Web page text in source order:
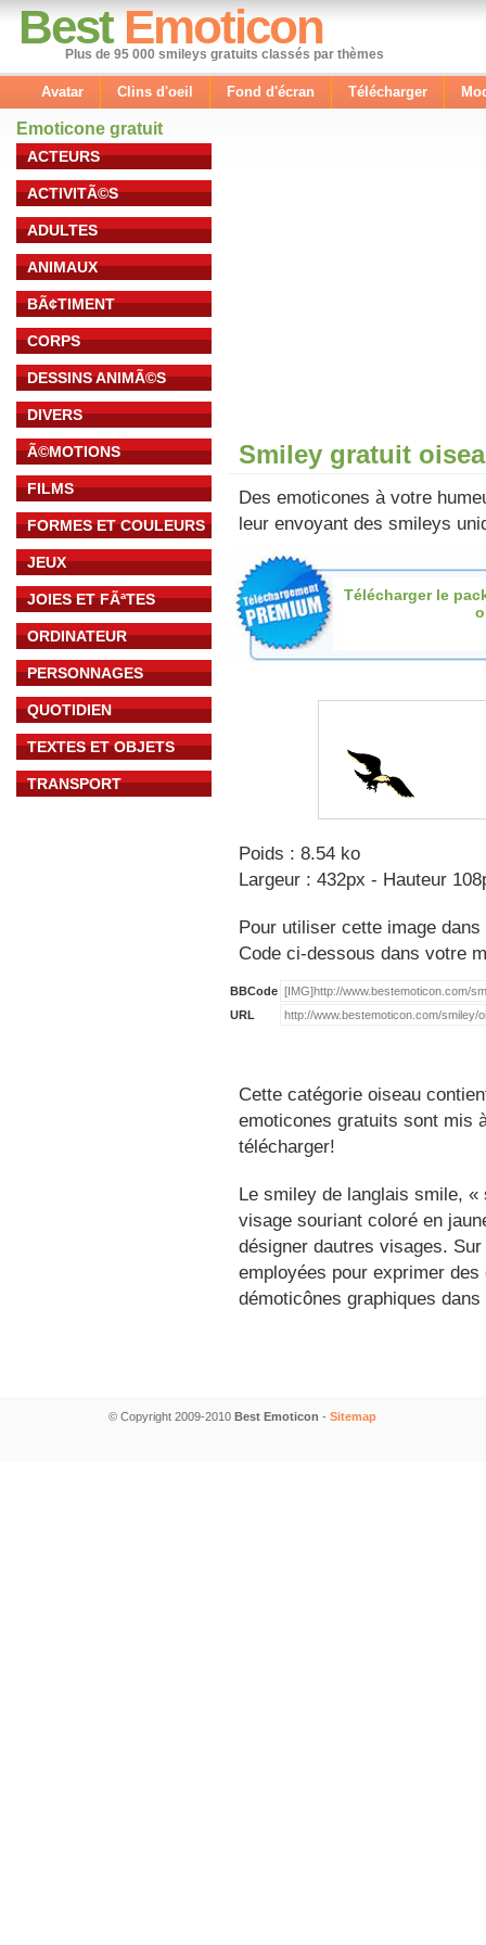
Best Emoticon
Plus de 95 000 smileys gratuits classés par thèmes
Avatar Clins d'oeil Fond d'écran Télécharger
Emoticone gratuit
ACTEURS
ACTIVITÃ©S
ADULTES
ANIMAUX
BÃ¢TIMENT
CORPS
DESSINS ANIMÃ©S
DIVERS
Ã©MOTIONS
FILMS
FORMES ET COULEURS
JEUX
JOIES ET FÃªTES
ORDINATEUR
PERSONNAGES
QUOTIDIEN
TEXTES ET OBJETS
TRANSPORT
Smiley gratuit
Des emoticones à votre
leur envoyant des smileys
Télécharger le
Poids : 8.54 ko
Largeur : 432px - Hauteur
Pour utiliser cette image
Code ci-dessous dans votre
BBCode
URL
Cette catégorie oiseau
emoticones gratuits sont mis
télécharger!
Le smiley de langlais smile,
visage souriant coloré en
désigner dautres visages.
employées pour exprimer
démoticônes graphiques
© Copyright 2009-2010 Best Emoticon - Sitemap